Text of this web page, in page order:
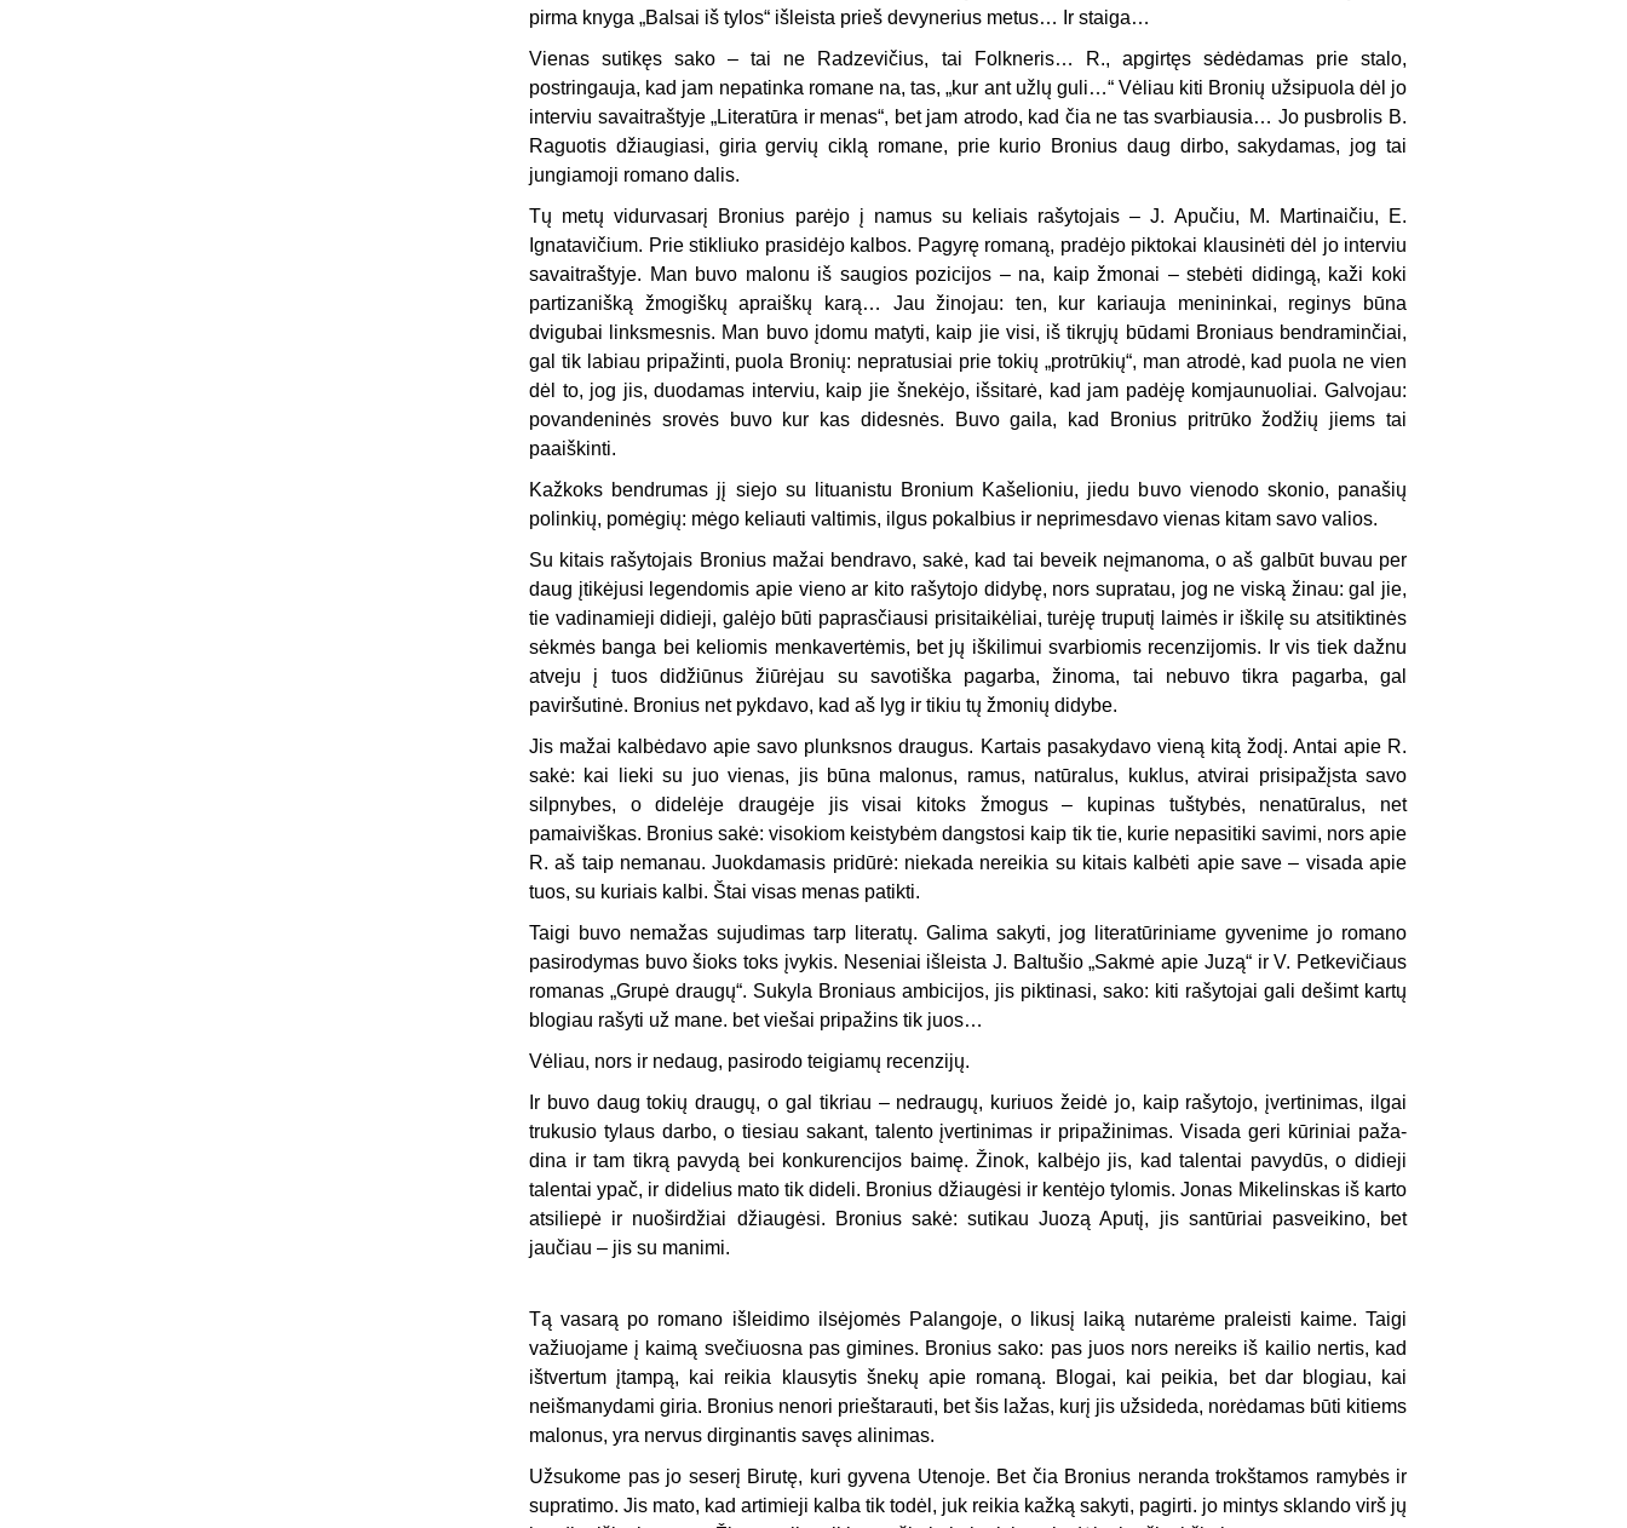
pirma knyga „Balsai iš tylos“ išleista prieš devynerius metus… Ir staiga…
Vienas sutikęs sako – tai ne Radzevičius, tai Folkneris… R., apgirtęs sėdėdamas prie stalo,
postringauja, kad jam nepatinka romane na, tas, „kur ant užlų guli…“ Vėliau kiti Bronių užsipuola dėl jo
interviu savaitraš­tyje „Literatūra ir menas“, bet jam atrodo, kad čia ne tas svarbiausia… Jo pusbrolis B.
Raguotis džiaugiasi, giria gervių ciklą romane, prie kurio Bronius daug dirbo, sakydamas, jog tai
jungiamoji romano dalis.
Tų metų vidurvasarį Bronius parėjo į namus su keliais rašytojais – J. Apučiu, M. Martinaičiu, E.
Ignatavičium. Prie stikliuko prasidėjo kalbos. Pagyrę romaną, pradėjo piktokai klausinėti dėl jo interviu
savaitraštyje. Man buvo malonu iš saugios pozicijos – na, kaip žmonai – stebėti didingą, kaži koki
partizanišką žmogiškų apraiškų karą… Jau žinojau: ten, kur kariauja menininkai, reginys būna
dvigubai linksmes­nis. Man buvo įdomu matyti, kaip jie visi, iš tikrųjų būdami Broniaus bendraminčiai,
gal tik labiau pripažinti, puola Bronių: nepratusiai prie tokių „protrūkių“, man atrodė, kad puola ne vien
dėl to, jog jis, duodamas interviu, kaip jie šnekėjo, išsitarė, kad jam padėję komjaunuoliai. Galvo­jau:
povandeninės srovės buvo kur kas didesnės. Buvo gaila, kad Bronius pritrūko žodžių jiems tai
paaiškinti.
Kažkoks bendrumas jį siejo su lituanistu Bronium Kašelioniu, jiedu buvo vienodo skonio, panašių
polinkių, pomėgių: mėgo keliauti val­timis, ilgus pokalbius ir neprimesdavo vienas kitam savo valios.
Su kitais rašytojais Bronius mažai bendravo, sakė, kad tai beveik neįmanoma, o aš galbūt buvau per
daug įtikėjusi legendomis apie vieno ar kito rašytojo didybę, nors supratau, jog ne viską žinau: gal jie,
tie vadi­namieji didieji, galėjo būti paprasčiausi prisitaikėliai, turėję truputį laimės ir iškilę su atsitiktinės
sėkmės banga bei keliomis menkavertėmis, bet jų iškilimui svarbiomis recenzijomis. Ir vis tiek dažnu
atveju į tuos didžiūnus žiūrėjau su savotiška pagarba, žinoma, tai nebuvo tikra pagarba, gal
paviršutinė. Bronius net pykdavo, kad aš lyg ir tikiu tų žmonių didybe.
Jis mažai kalbėdavo apie savo plunksnos draugus. Kartais pasaky­davo vieną kitą žodį. Antai apie R.
sakė: kai lieki su juo vienas, jis būna malonus, ramus, natūralus, kuklus, atvirai prisipažįsta savo
silpnybes, o didelėje draugėje jis visai kitoks žmogus – kupinas tuštybės, nenatūralus, net
pamaiviškas. Bronius sakė: visokiom keistybėm dang­stosi kaip tik tie, kurie nepasitiki savimi, nors apie
R. aš taip nemanau. Juokdamasis pridūrė: niekada nereikia su kitais kalbėti apie save – visada apie
tuos, su kuriais kalbi. Štai visas menas patikti.
Taigi buvo nemažas sujudimas tarp literatų. Galima sakyti, jog lite­ratūriniame gyvenime jo romano
pasirodymas buvo šioks toks įvykis. Neseniai išleista J. Baltušio „Sakmė apie Juzą“ ir V. Petkevičiaus
romanas „Grupė draugų“. Sukyla Broniaus ambicijos, jis piktinasi, sako: kiti rašytojai gali dešimt kartų
blogiau rašyti už mane. bet viešai pripažins tik juos…
Vėliau, nors ir nedaug, pasirodo teigiamų recenzijų.
Ir buvo daug tokių draugų, o gal tikriau – nedraugų, kuriuos žeidė jo, kaip rašytojo, įvertinimas, ilgai
trukusio tylaus darbo, o tiesiau sakant, talento įvertinimas ir pripažinimas. Visada geri kūriniai paža­
dina ir tam tikrą pavydą bei konkurencijos baimę. Žinok, kalbėjo jis, kad talentai pavydūs, o didieji
talentai ypač, ir didelius mato tik dideli. Bronius džiaugėsi ir kentėjo tylomis. Jonas Mikelinskas iš karto
atsiliepė ir nuoširdžiai džiaugėsi. Bronius sakė: sutikau Juozą Aputį, jis santūriai pasveikino, bet
jaučiau – jis su manimi.
Tą vasarą po romano išleidimo ilsėjomės Palangoje, o likusį laiką nutarėme praleisti kaime. Taigi
važiuojame į kaimą svečiuosna pas gimines. Bronius sako: pas juos nors nereiks iš kailio nertis, kad
ištver­tum įtampą, kai reikia klausytis šnekų apie romaną. Blogai, kai peikia, bet dar blogiau, kai
neišmanydami giria. Bronius nenori prieštarauti, bet šis lažas, kurį jis užsideda, norėdamas būti kitiems
malonus, yra nervus dirginantis savęs alinimas.
Užsukome pas jo seserį Birutę, kuri gyvena Utenoje. Bet čia Bronius neranda trokštamos ramybės ir
supratimo. Jis mato, kad artimieji kalba tik todėl, juk reikia kažką sakyti, pagirti. jo mintys sklando virš jų